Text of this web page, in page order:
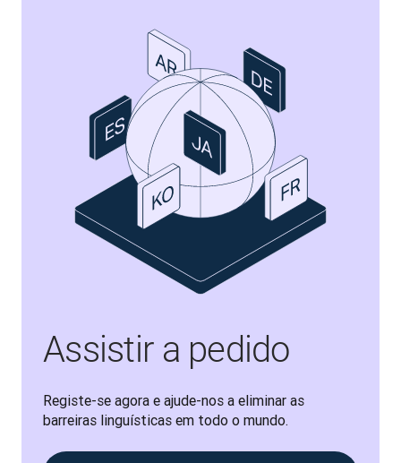
Assistir a pedido
Registe-se agora e ajude-nos a eliminar as
barreiras linguísticas em todo o mundo.